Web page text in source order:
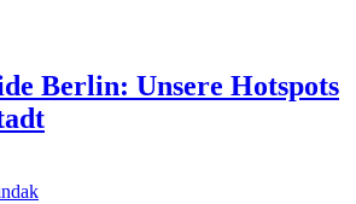
Berlin: Unsere Hotspots